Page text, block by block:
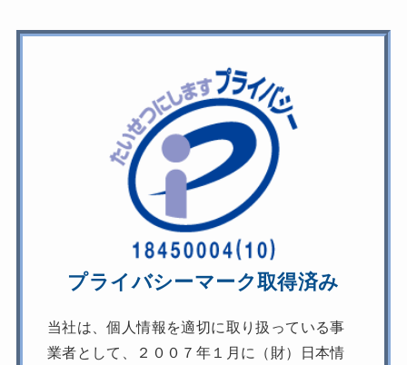
プライバシーマーク取得済み
当社は、個人情報を適切に取り扱っている事
業者として、２００７年１月に（財）日本情